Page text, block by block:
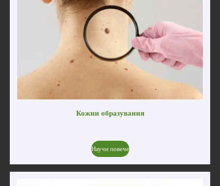
Кожни образувания
Научи повече